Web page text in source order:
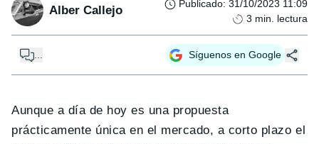
Alber Callejo Publicado: 31/10/2023 11:09
3 min. lectura
... Síguenos en Google
Aunque a día de hoy es una propuesta
prácticamente única en el mercado, a corto plazo el